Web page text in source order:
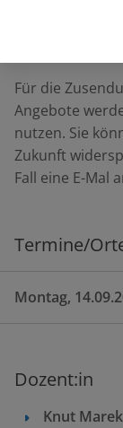
Für die
Angebote
nutzen. Sie
Zukunft
Fall eine E-Mal
Termine/
Montag,
Dozent:in
Knut Marek